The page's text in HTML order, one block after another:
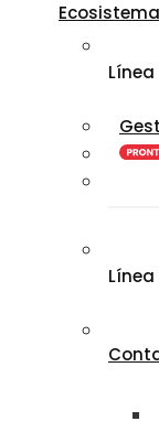
Ecosistema
Línea